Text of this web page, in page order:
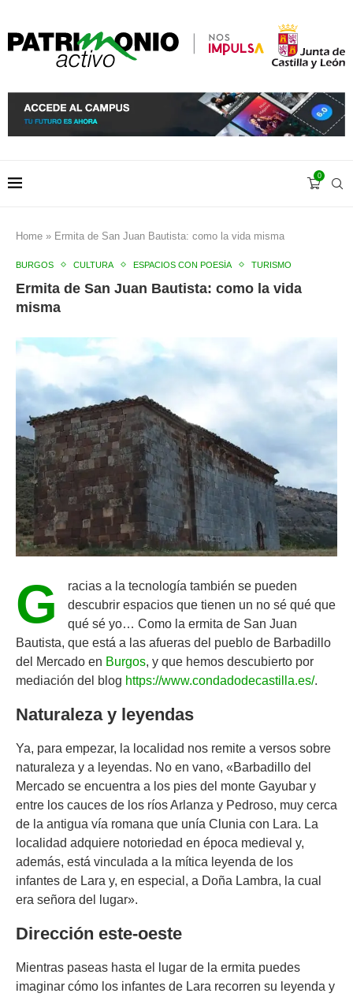
0
Home » Ermita de San Juan Bautista: como la vida misma
BURGOS CULTURA ESPACIOS CON POESÍA TURISMO
Ermita de San Juan Bautista: como la vida
misma
G
racias a la tecnología también se pueden
descubrir espacios que tienen un no sé qué que
qué sé yo… Como la ermita de San Juan
Bautista, que está a las afueras del pueblo de Barbadillo
del Mercado en Burgos, y que hemos descubierto por
mediación del blog https://www.condadodecastilla.es/.
Naturaleza y leyendas
Ya, para empezar, la localidad nos remite a versos sobre
naturaleza y a leyendas. No en vano, «Barbadillo del
Mercado se encuentra a los pies del monte Gayubar y
entre los cauces de los ríos Arlanza y Pedroso, muy cerca
de la antigua vía romana que unía Clunia con Lara. La
localidad adquiere notoriedad en época medieval y,
además, está vinculada a la mítica leyenda de los
infantes de Lara y, en especial, a Doña Lambra, la cual
era señora del lugar».
Dirección este-oeste
Mientras paseas hasta el lugar de la ermita puedes
imaginar cómo los infantes de Lara recorren su leyenda y